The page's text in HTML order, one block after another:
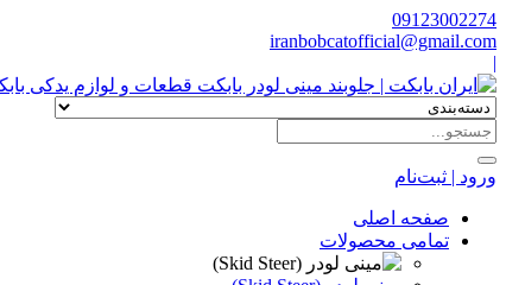
09123002274
iranbobcatofficial@gmail.com
|
ورود | ثبت‌نام
صفحه اصلی
تمامی محصولات